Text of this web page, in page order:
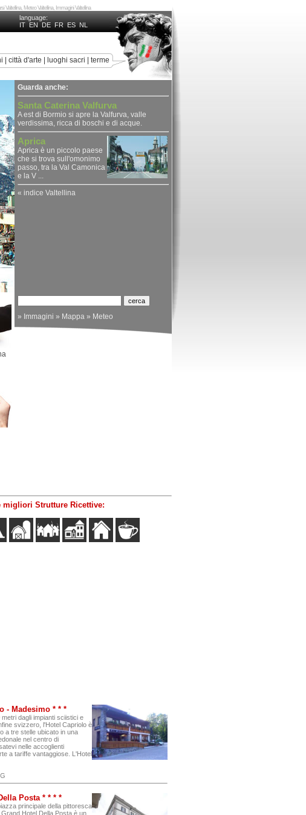
Valtellina, Meteo Valtellina, Immagini Valtellina
language:
IT EN DE FR ES NL
città d'arte luoghi sacri terme
Guarda anche:
Santa Caterina Valfurva
A est di Bormio si apre la Valfurva, valle
verdissima, ricca di boschi e di acque.
Aprica
Aprica è un piccolo paese
che si trova sull'omonimo
passo, tra la Val Camonica
e la V ...
« indice Valtellina
» Immagini » Mappa » Meteo
migliori Strutture Ricettive:
- Madesimo * * *
dagli impianti sciistici e
svizzero, l'Hotel Capriolo è
a tre stelle ubicato in una
nel centro di
nelle accoglienti
a tariffe vantaggiose. L'Hotel
Posta * * * *
principale della pittoresca
Hotel Della Posta è un